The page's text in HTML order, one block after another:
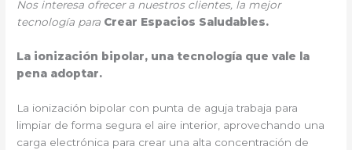
Nos interesa ofrecer a nuestros clientes, la mejor
tecnología para Crear Espacios Saludables.
La ionización bipolar, una tecnología que vale la
pena adoptar.
La ionización bipolar con punta de aguja trabaja para
limpiar de forma segura el aire interior, aprovechando una
carga electrónica para crear una alta concentración de